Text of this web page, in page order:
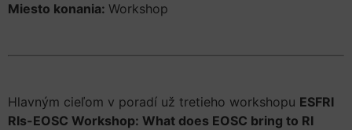
Miesto konania: Workshop
Hlavným cieľom v poradí už tretieho workshopu ESFRI
RIs-EOSC Workshop: What does EOSC bring to RI